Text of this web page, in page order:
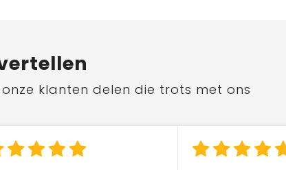
klanten delen die trots met ons